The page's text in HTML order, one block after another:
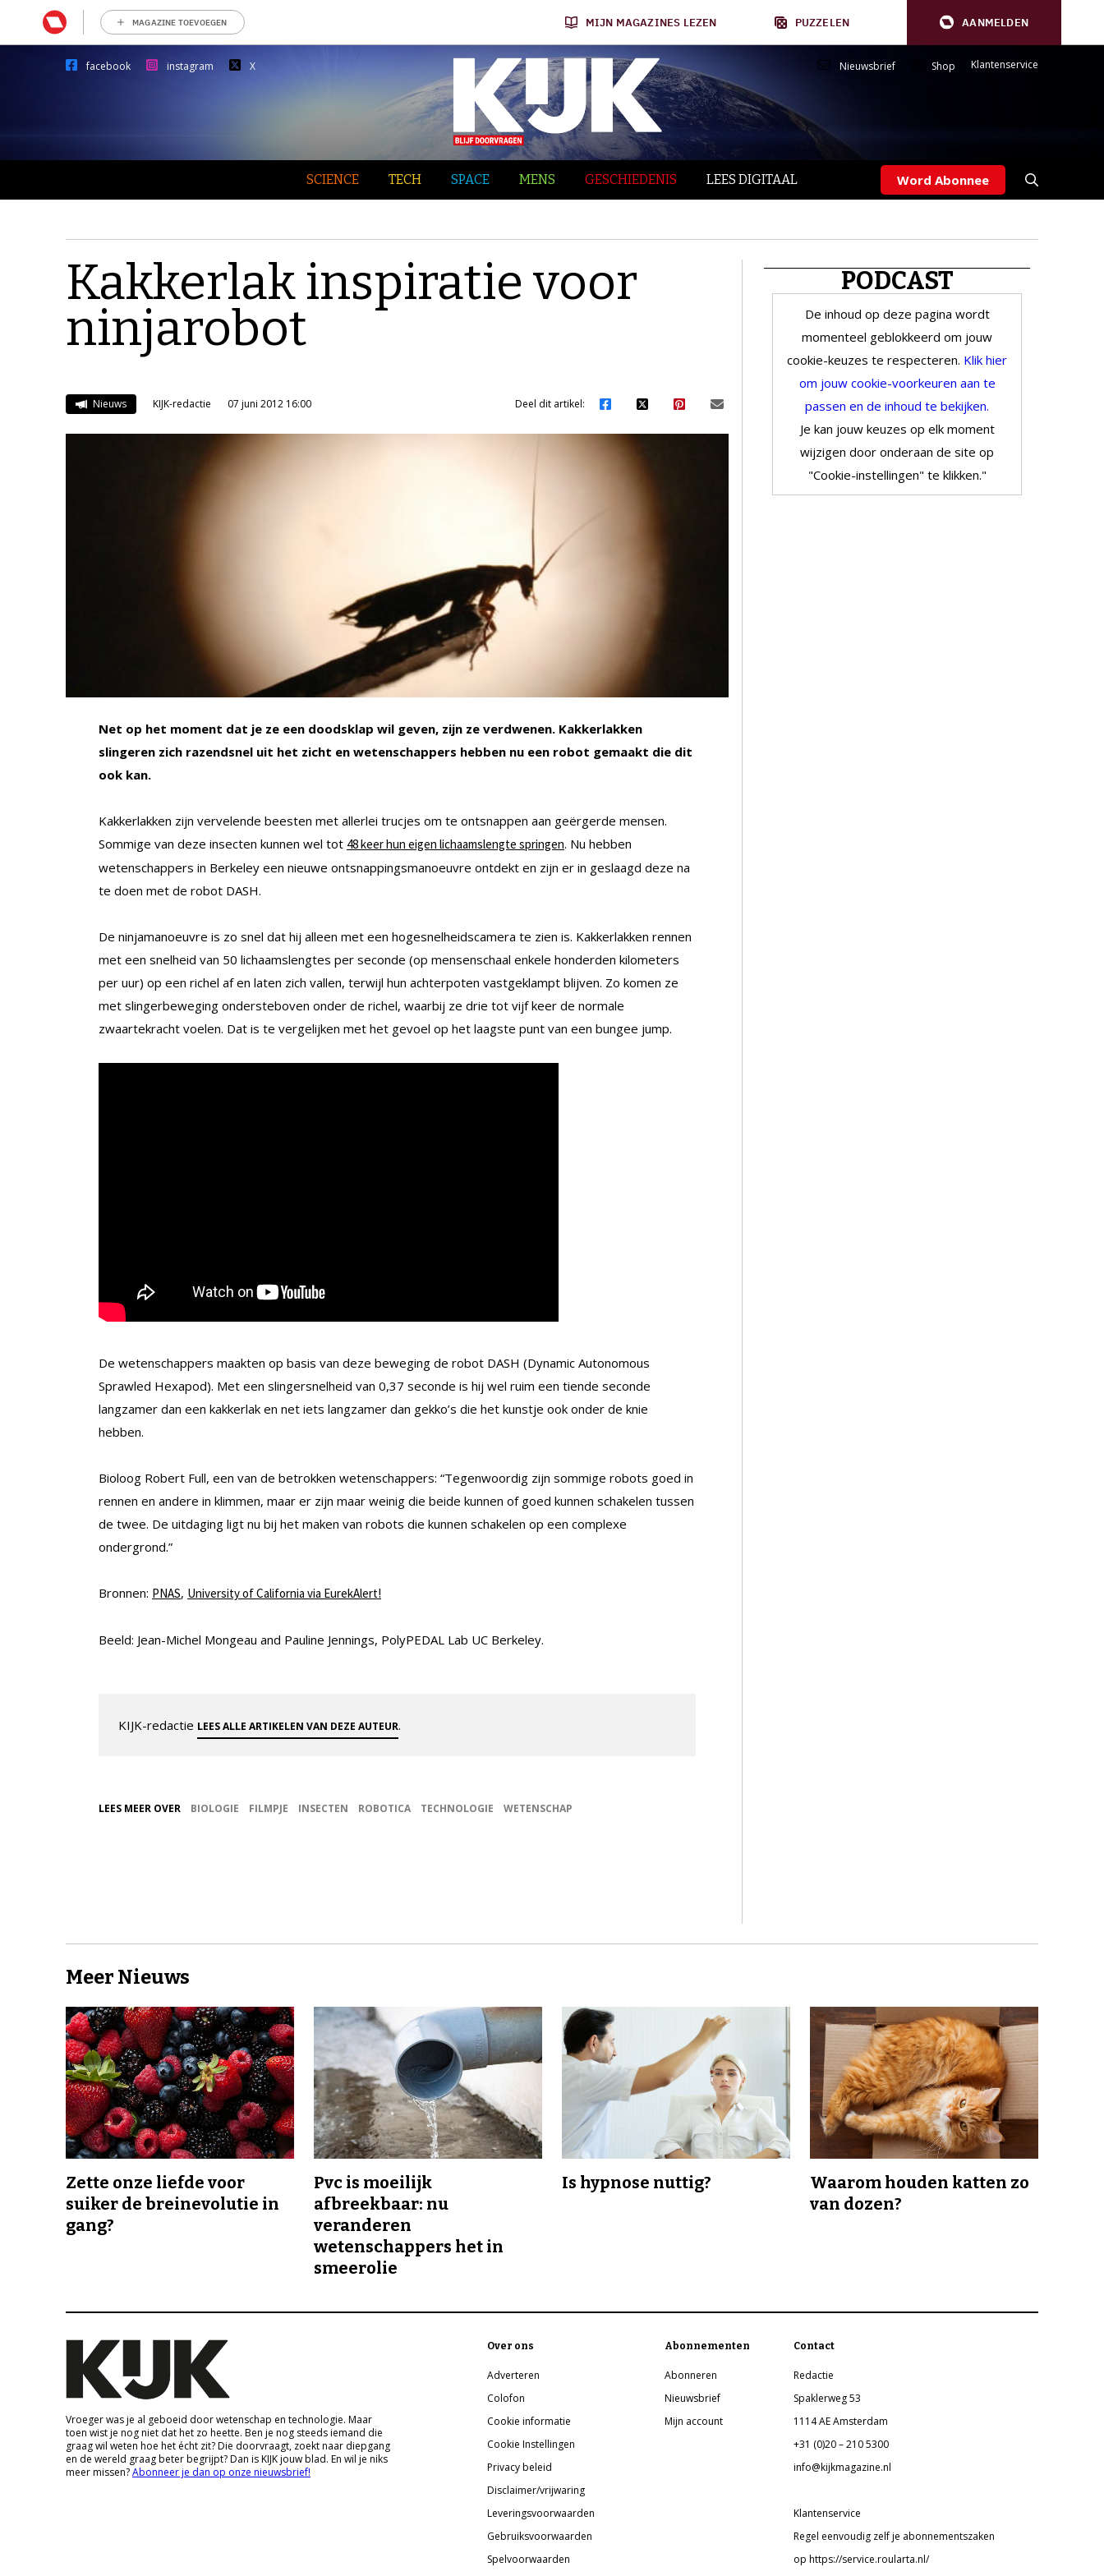
MAGAZINE TOEVOEGEN MIJN MAGAZINES LEZEN PUZZELEN AANMELDEN
facebook instagram X Nieuwsbrief Shop Klantenservice
SCIENCE TECH SPACE MENS GESCHIEDENIS LEES DIGITAAL Word Abonnee
Kakkerlak inspiratie voor
ninjarobot
Nieuws KIJK-redactie 07 juni 2012 16:00 Deel dit artikel:
Net op het moment dat je ze een doodsklap wil geven, zijn ze verdwenen. Kakkerlakken
slingeren zich razendsnel uit het zicht en wetenschappers hebben nu een robot gemaakt die dit
ook kan.
Kakkerlakken zijn vervelende beesten met allerlei trucjes om te ontsnappen aan geërgerde mensen.
Sommige van deze insecten kunnen wel tot 48 keer hun eigen lichaamslengte springen. Nu hebben
wetenschappers in Berkeley een nieuwe ontsnappingsmanoeuvre ontdekt en zijn er in geslaagd deze na
te doen met de robot DASH.
De ninjamanoeuvre is zo snel dat hij alleen met een hogesnelheidscamera te zien is. Kakkerlakken rennen
met een snelheid van 50 lichaamslengtes per seconde (op mensenschaal enkele honderden kilometers
per uur) op een richel af en laten zich vallen, terwijl hun achterpoten vastgeklampt blijven. Zo komen ze
met slingerbeweging ondersteboven onder de richel, waarbij ze drie tot vijf keer de normale
zwaartekracht voelen. Dat is te vergelijken met het gevoel op het laagste punt van een bungee jump.
De wetenschappers maakten op basis van deze beweging de robot DASH (Dynamic Autonomous
Sprawled Hexapod). Met een slingersnelheid van 0,37 seconde is hij wel ruim een tiende seconde
langzamer dan een kakkerlak en net iets langzamer dan gekko’s die het kunstje ook onder de knie
hebben.
Bioloog Robert Full, een van de betrokken wetenschappers: “Tegenwoordig zijn sommige robots goed in
rennen en andere in klimmen, maar er zijn maar weinig die beide kunnen of goed kunnen schakelen tussen
de twee. De uitdaging ligt nu bij het maken van robots die kunnen schakelen op een complexe
ondergrond.”
Bronnen: PNAS, University of California via EurekAlert!
Beeld: Jean-Michel Mongeau and Pauline Jennings, PolyPEDAL Lab UC Berkeley.
KIJK-redactie LEES ALLE ARTIKELEN VAN DEZE AUTEUR.
LEES MEER OVER BIOLOGIE FILMPJE INSECTEN ROBOTICA TECHNOLOGIE WETENSCHAP
PODCAST
De inhoud op deze pagina wordt
momenteel geblokkeerd om jouw
cookie-keuzes te respecteren. Klik hier
om jouw cookie-voorkeuren aan te
passen en de inhoud te bekijken.
Je kan jouw keuzes op elk moment
wijzigen door onderaan de site op
"Cookie-instellingen" te klikken."
Meer Nieuws
Zette onze liefde voor
suiker de breinevolutie in
gang?
Pvc is moeilijk
afbreekbaar: nu
veranderen
wetenschappers het in
smeerolie
Is hypnose nuttig?
Waarom houden katten zo
van dozen?
Vroeger was je al geboeid door wetenschap en technologie. Maar
toen wist je nog niet dat het zo heette. Ben je nog steeds iemand die
graag wil weten hoe het écht zit? Die doorvraagt, zoekt naar diepgang
en de wereld graag beter begrijpt? Dan is KIJK jouw blad. En wil je niks
meer missen?Abonneer je dan op onze nieuwsbrief!
Over ons
Adverteren
Colofon
Cookie informatie
Cookie Instellingen
Privacy beleid
Disclaimer/vrijwaring
Leveringsvoorwaarden
Gebruiksvoorwaarden
Spelvoorwaarden
Abonnementen
Abonneren
Nieuwsbrief
Mijn account
Contact
Redactie
Spaklerweg 53
1114 AE Amsterdam
+31 (0)20 – 210 5300
info@kijkmagazine.nl
Klantenservice
Regel eenvoudig zelf je abonnementszaken
op https://service.roularta.nl/